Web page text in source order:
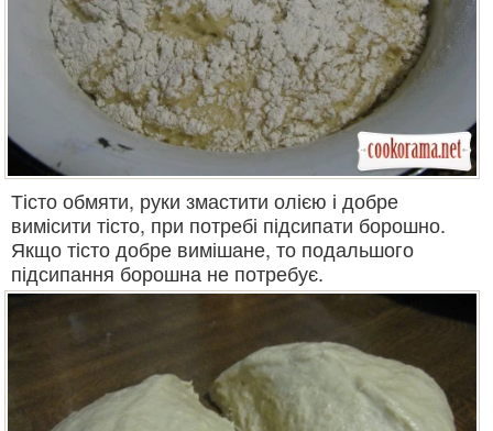
Тісто обмяти, руки змастити олією і добре
вимісити тісто, при потребі підсипати борошно.
Якщо тісто добре вимішане, то подальшого
підсипання борошна не потребує.